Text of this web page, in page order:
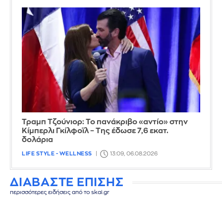
Τραμπ Τζούνιορ: Το πανάκριβο «αντίο» στην
Κίμπερλι Γκίλφοϊλ – Της έδωσε 7,6 εκατ.
δολάρια
LIFE STYLE - WELLNESS 13:09, 06.08.2026
ΔΙΑΒΑΣΤΕ ΕΠΙΣΗΣ
περισσότερες ειδήσεις από το skai.gr